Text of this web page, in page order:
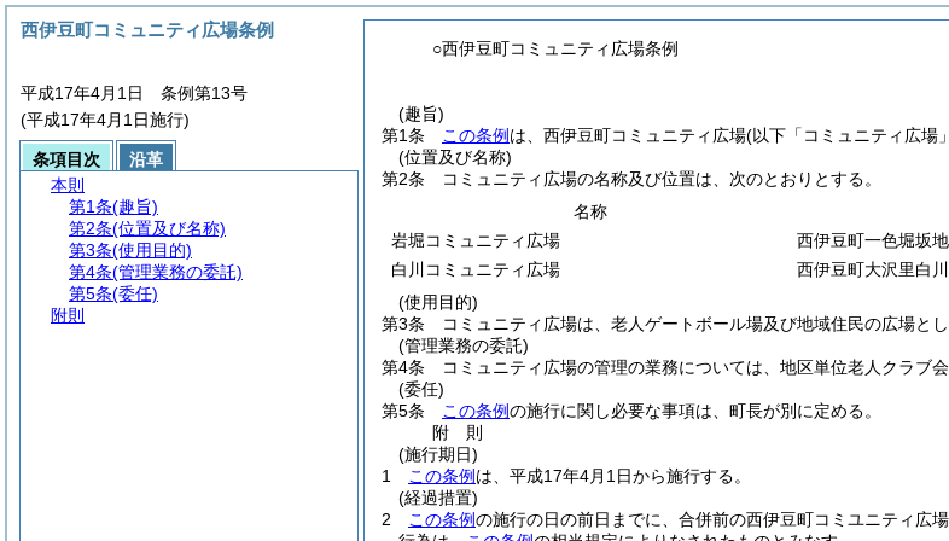
○西伊豆町コミュニティ広場条例
(趣旨)
第1条
この条例 は、西伊豆町コミュニティ広場(以下「コミュニティ広場
(位置及び名称)
第2条
コミュニティ広場の名称及び位置は、次のとおりとする。
名称
岩堀コミュニティ広場
西伊豆町一色堀坂
白川コミュニティ広場
西伊豆町大沢里白
(使用目的)
第3条
コミュニティ広場は、老人ゲートボール場及び地域住民の広場と
(管理業務の委託)
第4条
コミュニティ広場の管理の業務については、地区単位老人クラブ会
(委任)
第5条
この条例の施行に関し必要な事項は、町長が別に定める。
附 則
(施行期日)
1
この条例 は、平成17年4月1日から施行する。
(経過措置)
2
この条例の施行の日の前日までに、合併前の西伊豆町コミユニティ広
西伊豆町コミュニティ広場条例
平成17年4月1日 条例第13号
(平成17年4月1日施行)
条項目次
沿革
本則
第1条(趣旨)
第2条(位置及び名称)
第3条(使用目的)
第4条(管理業務の委託)
第5条(委任)
附則